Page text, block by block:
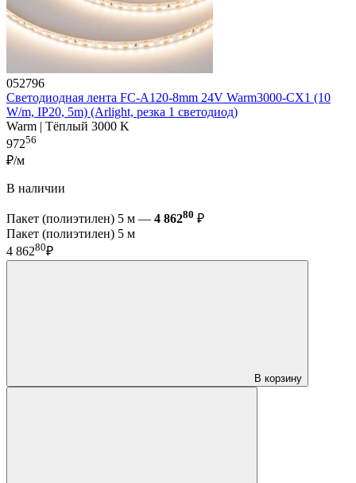
052796
Светодиодная лента FC-A120-8mm 24V Warm3000-CX1 (10
W/m, IP20, 5m) (Arlight, резка 1 светодиод)
Warm | Тёплый 3000 K
97256
₽/м
В наличии
Пакет (полиэтилен) 5 м — 4 86280 ₽
Пакет (полиэтилен) 5 м
4 86280₽
В корзину